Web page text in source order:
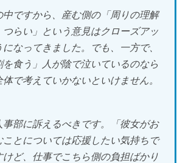
中ですから、産む側の「周りの理解
つらい」という意見はクローズアッ
になってきました。でも、一方で、
を食う」人が陰で泣いているのなら
体で考えていかないといけません。
事部に訴えるべきです。「彼女がお
ことについては応援したい気持ちで
けど、仕事でこちら側の負担ばかり